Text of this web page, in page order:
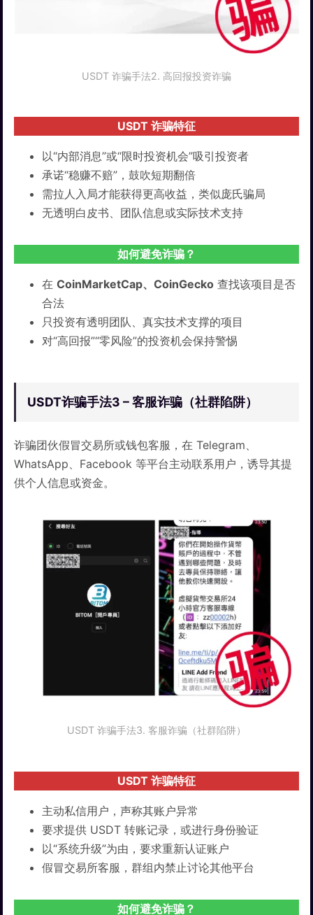
USDT 诈骗手法2. 高回报投资诈骗
USDT 诈骗特征
以“内部消息”或“限时投资机会”吸引投资者
承诺“稳赚不赔”，鼓吹短期翻倍
需拉人入局才能获得更高收益，类似庞氏骗局
无透明白皮书、团队信息或实际技术支持
如何避免诈骗？
在CoinMarketCap、CoinGecko 查找该项目是否
合法
只投资有透明团队、真实技术支撑的项目
对“高回报”“零风险”的投资机会保持警惕
USDT诈骗手法3 – 客服诈骗（社群陷阱）
诈骗团伙假冒交易所或钱包客服，在 Telegram、
WhatsApp、Facebook 等平台主动联系用户，诱导其提
供个人信息或资金。
USDT 诈骗手法3. 客服诈骗（社群陷阱）
USDT 诈骗特征
主动私信用户，声称其账户异常
要求提供 USDT 转账记录，或进行身份验证
以“系统升级”为由，要求重新认证账户
假冒交易所客服，群组内禁止讨论其他平台
如何避免诈骗？